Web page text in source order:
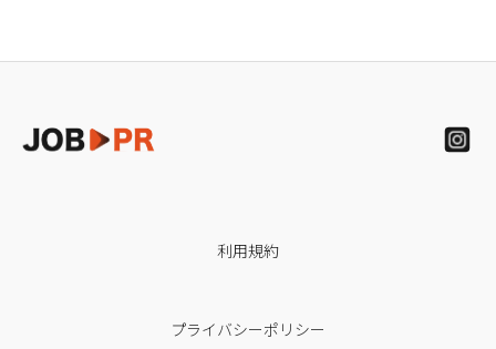
利用規約
プライバシーポリシー